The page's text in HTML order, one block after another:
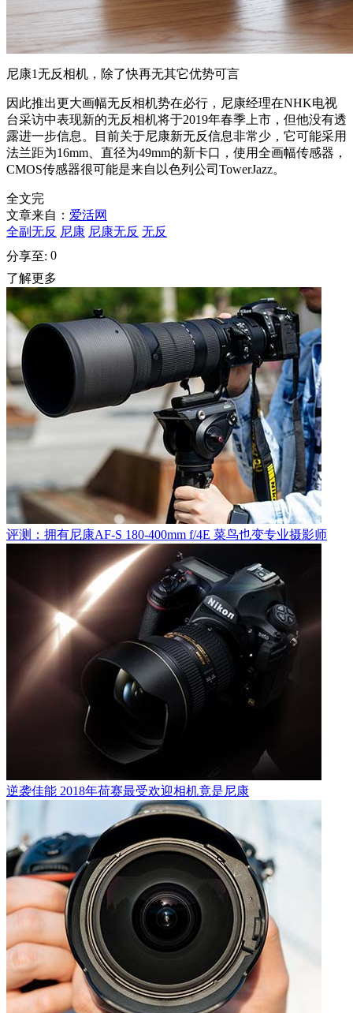
尼康1无反相机，除了快再无其它优势可言
因此推出更大画幅无反相机势在必行，尼康经理在NHK电视
台采访中表现新的无反相机将于2019年春季上市，但他没有透
露进一步信息。目前关于尼康新无反信息非常少，它可能采用
法兰距为16mm、直径为49mm的新卡口，使用全画幅传感器，
CMOS传感器很可能是来自以色列公司TowerJazz。
全文完
文章来自： 爱活网
全副无反 尼康 尼康无反 无反
分享至: 0
了解更多
评测：拥有尼康AF-S 180-400mm f/4E 菜鸟也变专业摄影师
逆袭佳能 2018年荷赛最受欢迎相机竟是尼康